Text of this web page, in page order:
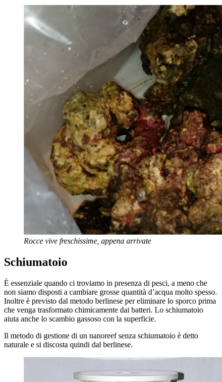
Rocce vive freschissime, appena arrivate
Schiumatoio
È essenziale quando ci troviamo in presenza di pesci, a meno che
non siamo disposti a cambiare grosse quantità d’acqua molto spesso.
Inoltre è previsto dal metodo berlinese per eliminare lo sporco prima
che venga trasformato chimicamente dai batteri. Lo schiumatoio
aiuta anche lo scambio gassoso con la superficie.
Il metodo di gestione di un nanoreef senza schiumatoio è detto
naturale e si discosta quindi dal berlinese.